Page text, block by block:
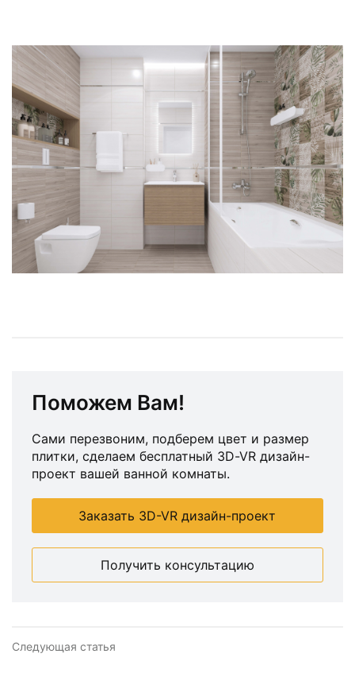
Поможем Вам!
Сами перезвоним, подберем цвет и размер
плитки, сделаем бесплатный 3D-VR дизайн-
проект вашей ванной комнаты.
Заказать 3D-VR дизайн-проект
Получить консультацию
Следующая статья